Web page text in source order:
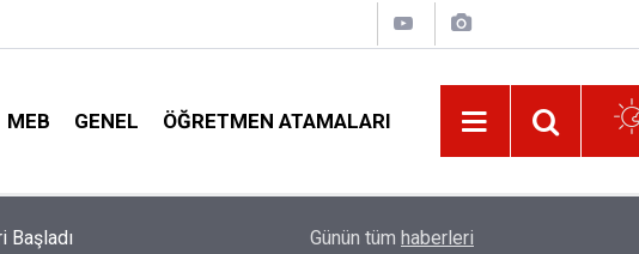
MEB GENEL ÖĞRETMEN ATAMALARI
Özür Grubu İl Emri Tayini Bekleyen
Günün tüm haberleri